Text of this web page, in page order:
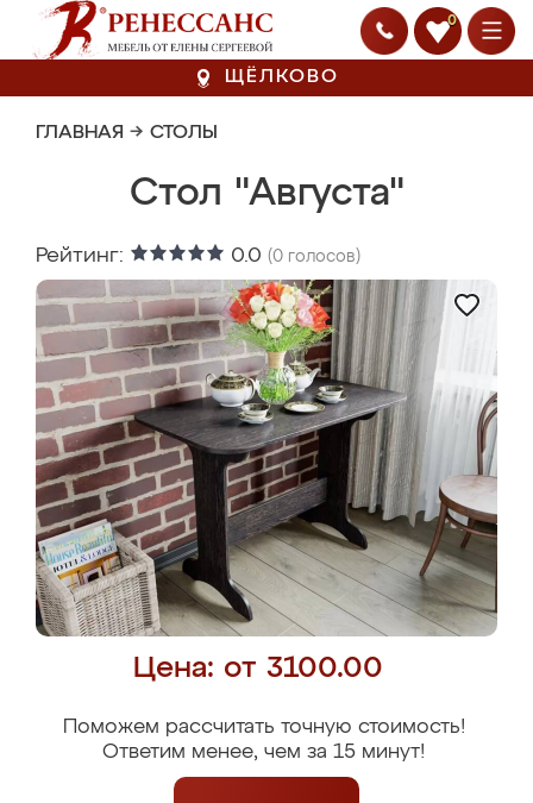
0
ЩЁЛКОВО
ГЛАВНАЯ → СТОЛЫ
Стол "Августа"
Рейтинг: 0.0 (0 голосов)
Цена: от 3100.00
Поможем рассчитать точную стоимость!
Ответим менее, чем за 15 минут!